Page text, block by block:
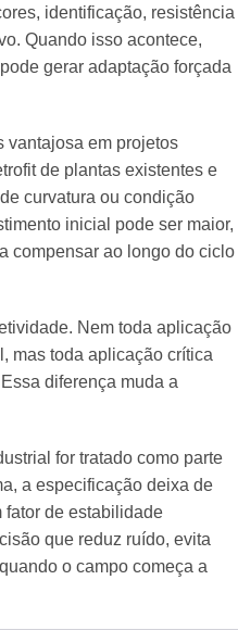
identificação, resistência
Quando isso acontece,
gerar adaptação forçada
vantajosa em projetos
de plantas existentes e
curvatura ou condição
inicial pode ser maior,
compensar ao longo do ciclo
Nem toda aplicação
mas toda aplicação crítica
diferença muda a
for tratado como parte
a especificação deixa de
fator de estabilidade
que reduz ruído, evita
o campo começa a